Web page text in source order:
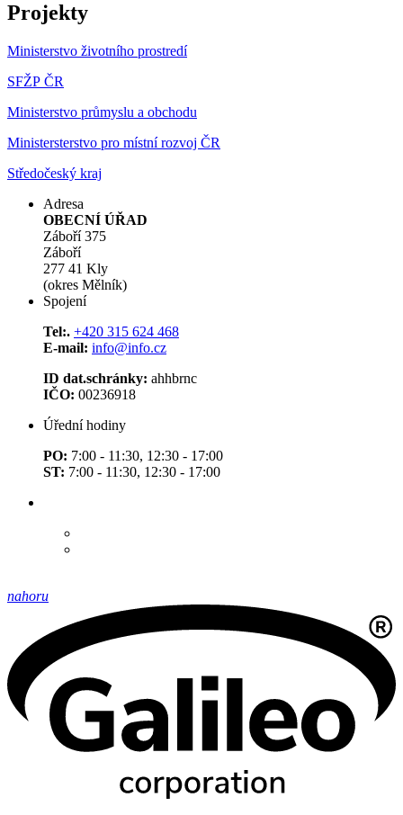
Projekty
Ministerstvo životního prostredí
SFŽP ČR
Ministerstvo průmyslu a obchodu
Ministersterstvo pro místní rozvoj ČR
Středočeský kraj
Adresa
OBECNÍ ÚŘAD
Záboří 375
Záboří
277 41 Kly
(okres Mělník)
Spojení
Tel:. +420 315 624 468
E-mail: info@info.cz
ID dat.schránky: ahhbrnc
IČO: 00236918
Úřední hodiny
PO: 7:00 - 11:30, 12:30 - 17:00
ST: 7:00 - 11:30, 12:30 - 17:00
nahoru